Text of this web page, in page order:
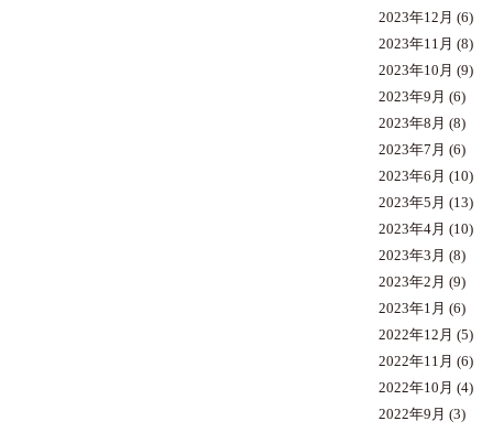
2023年12月 (6)
2023年11月 (8)
2023年10月 (9)
2023年9月 (6)
2023年8月 (8)
2023年7月 (6)
2023年6月 (10)
2023年5月 (13)
2023年4月 (10)
2023年3月 (8)
2023年2月 (9)
2023年1月 (6)
2022年12月 (5)
2022年11月 (6)
2022年10月 (4)
2022年9月 (3)